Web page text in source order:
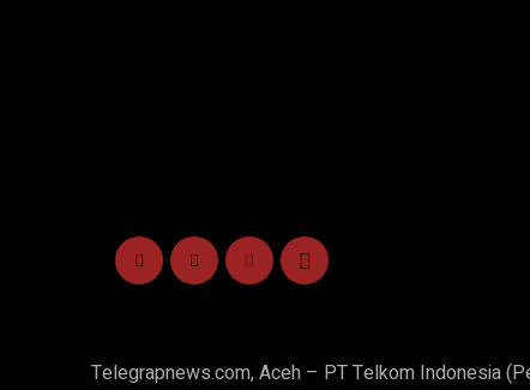
Telegrapnews.com, Aceh – PT Telkom Indonesia